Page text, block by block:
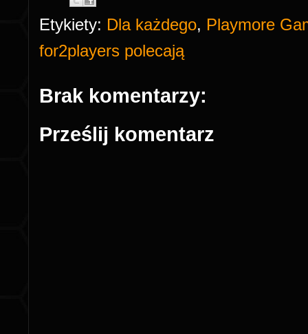
Etykiety: Dla każdego, Playmore
for2players polecają
Brak komentarzy:
Prześlij komentarz